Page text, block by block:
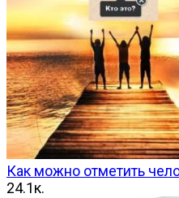
Как можно отметить
24.1к.